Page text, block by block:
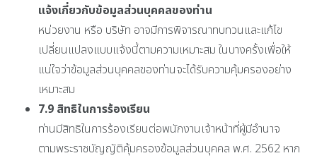
แจ้งเกี่ยวกับข้อมูลส่วนบุคคลของท่าน
หน่วยงาน หรือ บริษัท อาจมีการพิจารณาทบทวนและแก้ไข
เปลี่ยนแปลงแบบแจ้งนี้ตามความเหมาะสม ในบางครั้งเพื่อให้
แน่ใจว่าข้อมูลส่วนบุคคลของท่านจะได้รับความคุ้มครองอย่าง
เหมาะสม
7.9 สิทธิในการร้องเรียน
ท่านมีสิทธิในการร้องเรียนต่อพนักงานเจ้าหน้าที่ผู้มีอำนาจ
ตามพระราชบัญญัติคุ้มครองข้อมูลส่วนบุคคล พ.ศ. 2562 หาก